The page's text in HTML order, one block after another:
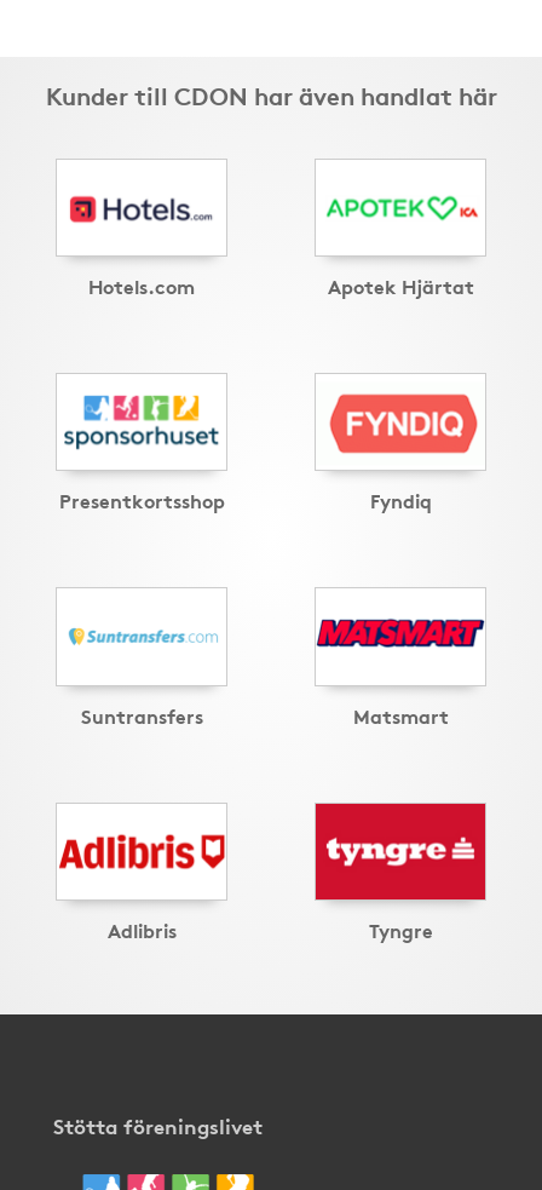
Kunder till CDON har även handlat här
Hotels.com Apotek Hjärtat
Presentkortsshop Fyndiq
Suntransfers Matsmart
Adlibris Tyngre
Stötta föreningslivet